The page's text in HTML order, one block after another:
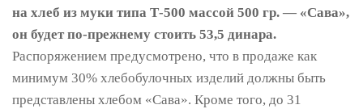
на хлеб из муки типа Т-500 массой 500 гр. — «Сава»,
он будет по-прежнему стоить 53,5 динара.
Распоряжением предусмотрено, что в продаже как
минимум 30% хлебобулочных изделий должны быть
представлены хлебом «Сава». Кроме того, до 31